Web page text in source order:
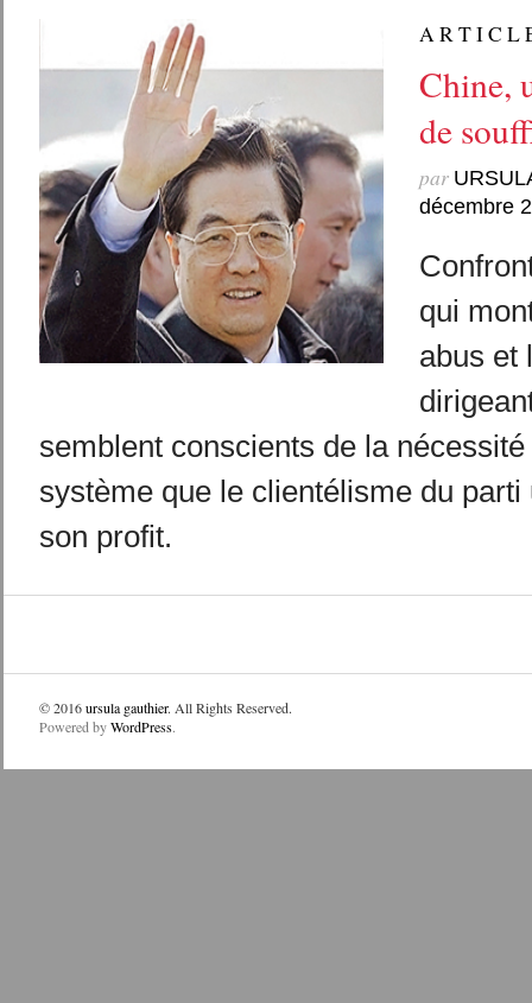
A R T I C L
Chine,
de
par
décembre
qui
abus et
semblent conscients de la
système que le clientélisme du parti
son profit.
© 2016ursula gauthier. All Rights Reserved.
Powered byWordPress.